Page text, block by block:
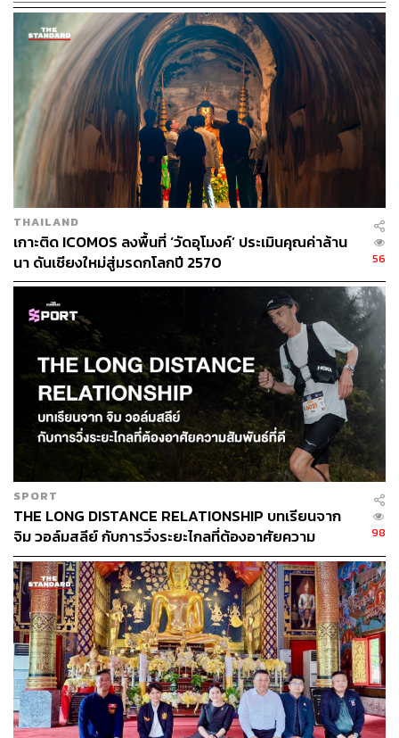
THAILAND
เกาะติด ICOMOS ลงพื้นที่ ‘วัดอุโมงค์’ ประเมินคุณค่าล้าน
นา ดันเชียงใหม่สู่มรดกโลกปี 2570
56
SPORT
THE LONG DISTANCE RELATIONSHIP บทเรียนจาก
จิม วอล์มสลีย์ กับการวิ่งระยะไกลที่ต้องอาศัยความ
สัมพันธ์ที่ดี
98